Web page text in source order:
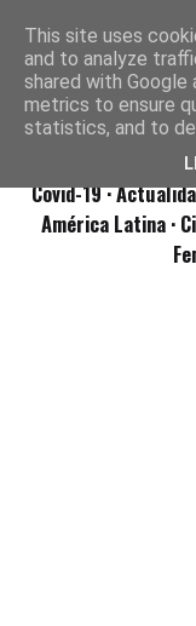
Covid-19·
América Latina ·
This site uses
and to analyze
shared with
metrics to ensure
statistics, and to